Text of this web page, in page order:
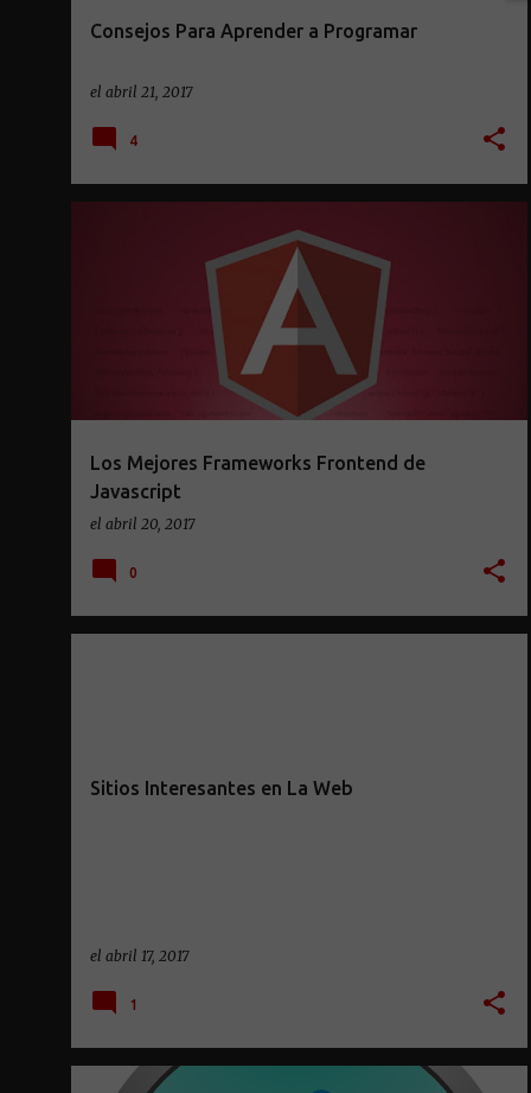
Consejos Para Aprender a Programar
el abril 21, 2017
4
Los Mejores Frameworks Frontend de
Javascript
el abril 20, 2017
0
Sitios Interesantes en La Web
el abril 17, 2017
1